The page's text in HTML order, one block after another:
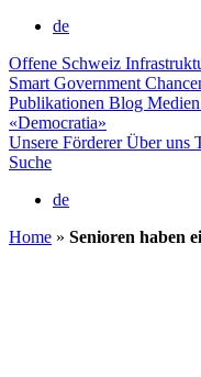
de
Offene Schweiz
Smart Government
Publikationen Blog Medien
«Democratia»
Unsere FördererÜber uns
Suche
de
Home » Senioren haben